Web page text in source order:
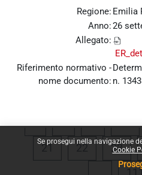
Se prosegui nella navigazione
Cookie
Regione: Emilia
Anno:26
Allegato:
Riferimento normativo -
nome documento: n.
« 1 … 17
21Pagina 21
22Pagina 22
23